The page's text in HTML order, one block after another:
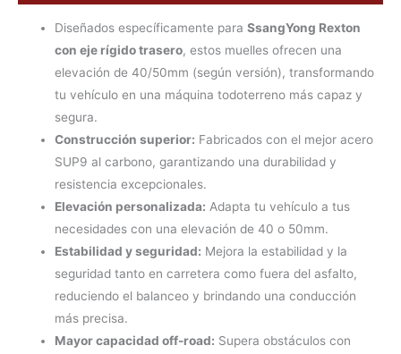
Diseñados específicamente paraSsangYong Rexton
con eje rígido trasero, estos muelles ofrecen una
elevación de 40/50mm (según versión), transformando
tu vehículo en una máquina todoterreno más capaz y
segura.
Construcción superior: Fabricados con el mejor acero
SUP9 al carbono, garantizando una durabilidad y
resistencia excepcionales.
Elevación personalizada: Adapta tu vehículo a tus
necesidades con una elevación de 40 o 50mm.
Estabilidad y seguridad: Mejora la estabilidad y la
seguridad tanto en carretera como fuera del asfalto,
reduciendo el balanceo y brindando una conducción
más precisa.
Mayor capacidad off-road: Supera obstáculos con